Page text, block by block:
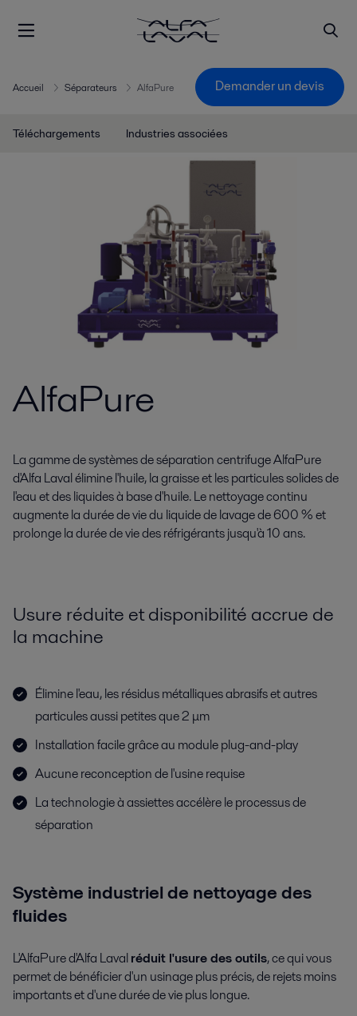
Accueil Séparateurs AlfaPure Demander un devis
Téléchargements Industries associées
AlfaPure
La gamme de systèmes de séparation centrifuge AlfaPure
d'Alfa Laval élimine l'huile, la graisse et les particules solides de
l'eau et des liquides à base d'huile. Le nettoyage continu
augmente la durée de vie du liquide de lavage de 600 % et
prolonge la durée de vie des réfrigérants jusqu'à 10 ans.
Usure réduite et disponibilité accrue de
la machine
Élimine l'eau, les résidus métalliques abrasifs et autres
particules aussi petites que 2 μm
Installation facile grâce au module plug-and-play
Aucune reconception de l'usine requise
La technologie à assiettes accélère le processus de
séparation
Système industriel de nettoyage des
fluides
L'AlfaPure d'Alfa Lavalréduit l'usure des outils, ce qui vous
permet de bénéficier d'un usinage plus précis, de rejets moins
importants et d'une durée de vie plus longue.